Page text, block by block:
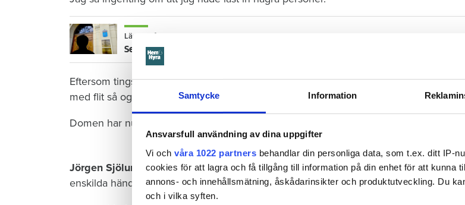
Samtycke Information
Ansvarsfull användning av dina uppgifter
Vi och våra 1022 partners behandlar din personliga data, som t.ex. ditt IP-
cookies för att lagra och få tillgång till information på din enhet för att kunna
annons- och innehållsmätning, åskådarinsikter och produktutveckling. Du
och i vilka syften.
Läs också
Sen med hyran 13 gånger – får ändå bo kvar: "Glömde att betala"
Eftersom tingsrätten hade svårt att visa att den åtalade berövat de tre hyresgästerna
med flit så ogillades åtalet och mannen friades.
Domen har nu vunnit laga kraft och går inte att överklaga.
Jörgen Sjölund, förvaltare på Härnösandshus , kan inte kommentera domen och
enskilda händelsen.